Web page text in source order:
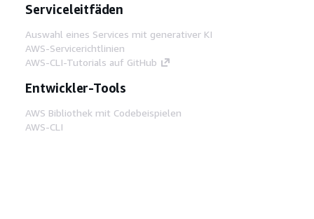
Serviceleitfäden
Auswahl eines Services mit generativer KI
AWS-Servicerichtlinien
AWS-CLI-Tutorials auf GitHub
Entwickler-Tools
AWS Bibliothek mit Codebeispielen
AWS-CLI